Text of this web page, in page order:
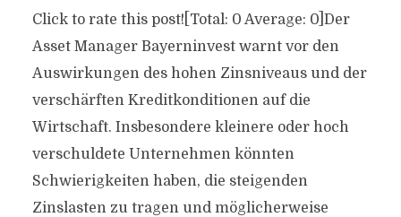
Click to rate this post![Total: 0 Average: 0]Der
Asset Manager Bayerninvest warnt vor den
Auswirkungen des hohen Zinsniveaus und der
verschärften Kreditkonditionen auf die
Wirtschaft. Insbesondere kleinere oder hoch
verschuldete Unternehmen könnten
Schwierigkeiten haben, die steigenden
Zinslasten zu tragen und möglicherweise